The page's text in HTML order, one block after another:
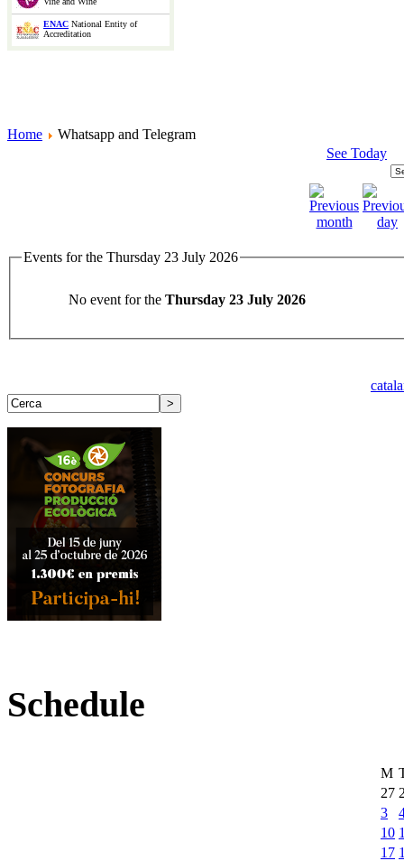
ENAC National Entity of
Accreditation
Home
Whatsapp and Telegram
See Today
Events for the Thursday 23 July 2026
No event for the Thursday 23 July 2026
Schedule
M
27
3
10
17